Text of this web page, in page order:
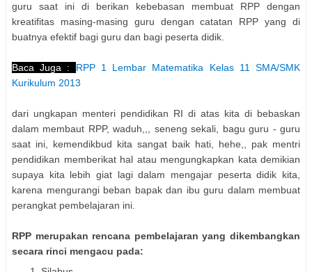
guru saat ini di berikan kebebasan membuat RPP dengan
kreatifitas masing-masing guru dengan catatan RPP yang di
buatnya efektif bagi guru dan bagi peserta didik.
Baca Juga : RPP 1 Lembar Matematika Kelas 11 SMA/SMK
Kurikulum 2013
dari ungkapan menteri pendidikan RI di atas kita di bebaskan
dalam membaut RPP, waduh,,, seneng sekali, bagu guru - guru
saat ini, kemendikbud kita sangat baik hati, hehe,, pak mentri
pendidikan memberikat hal atau mengungkapkan kata demikian
supaya kita lebih giat lagi dalam mengajar peserta didik kita,
karena mengurangi beban bapak dan ibu guru dalam membuat
perangkat pembelajaran ini.
RPP merupakan rencana pembelajaran yang dikembangkan
secara rinci mengacu pada: